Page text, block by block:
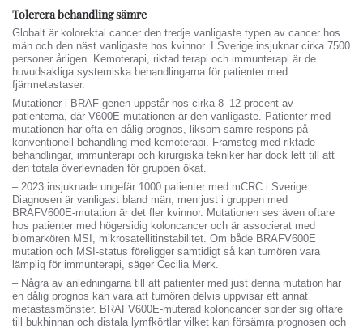
Tolerera behandling sämre
Globalt är kolorektal cancer den tredje vanligaste typen av cancer hos
män och den näst vanligaste hos kvinnor. I Sverige insjuknar cirka 7500
personer årligen. Kemoterapi, riktad terapi och immunterapi är de
huvudsakliga systemiska behandlingarna för patienter med
fjärrmetastaser.
Mutationer i BRAF-genen uppstår hos cirka 8–12 procent av
patienterna, där V600E-mutationen är den vanligaste. Patienter med
mutationen har ofta en dålig prognos, liksom sämre respons på
konventionell behandling med kemoterapi. Framsteg med riktade
behandlingar, immunterapi och kirurgiska tekniker har dock lett till att
den totala överlevnaden för gruppen ökat.
– 2023 insjuknade ungefär 1000 patienter med mCRC i Sverige.
Diagnosen är vanligast bland män, men just i gruppen med
BRAFV600E-mutation är det fler kvinnor. Mutationen ses även oftare
hos patienter med högersidig koloncancer och är associerat med
biomarkören MSI, mikrosatellitinstabilitet. Om både BRAFV600E
mutation och MSI-status föreligger samtidigt så kan tumören vara
lämplig för immunterapi, säger Cecilia Merk.
– Några av anledningarna till att patienter med just denna mutation har
en dålig prognos kan vara att tumören delvis uppvisar ett annat
metastasmönster. BRAFV600E-muterad koloncancer sprider sig oftare
till bukhinnan och distala lymfkörtlar vilket kan försämra prognosen och